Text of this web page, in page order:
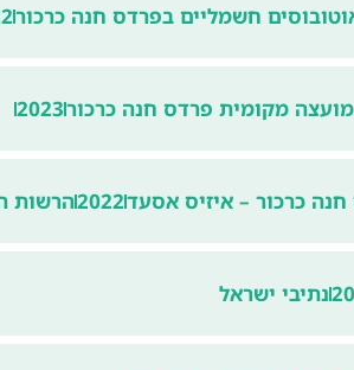
חשמליים בפרדס חנה כרכור
מקומית פרדס חנה כרכור2023
כרכור – איזיס אסעד2022הרשות
נתיבי ישראל